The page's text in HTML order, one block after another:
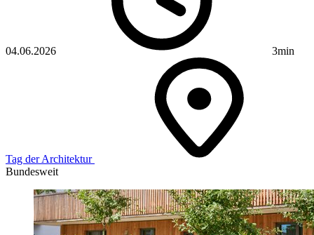
04.06.2026 3min
Tag der Architektur
Bundesweit